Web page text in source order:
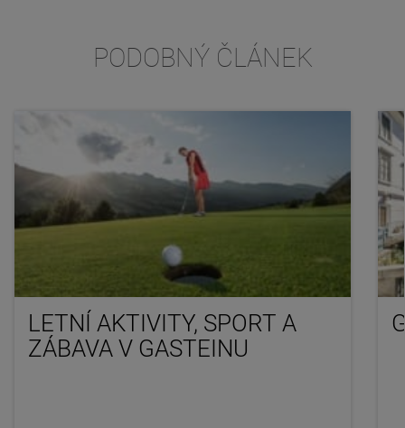
PODOBNÝ ČLÁNEK
LETNÍ AKTIVITY, SPORT A
ZÁBAVA V GASTEINU